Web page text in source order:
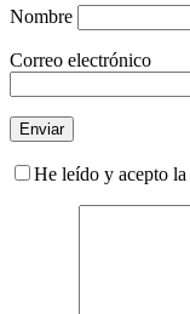
Nombre
Correo electrónico
He leído y acepto